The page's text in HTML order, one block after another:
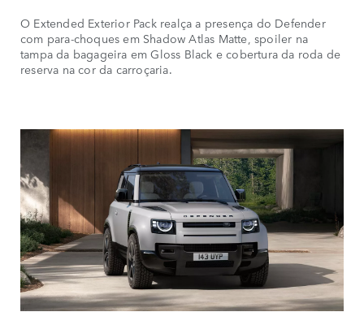
O Extended Exterior Pack realça a presença do Defender
com para-choques em Shadow Atlas Matte, spoiler na
tampa da bagageira em Gloss Black e cobertura da roda de
reserva na cor da carroçaria.